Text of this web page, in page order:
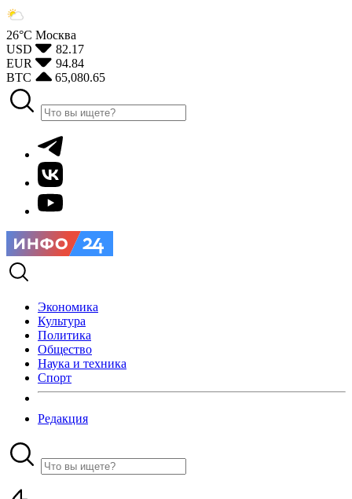
26°С Москва
USD
82.17
EUR
94.84
BTC
65,080.65
Экономика
Культура
Политика
Общество
Наука и техника
Спорт
Редакция